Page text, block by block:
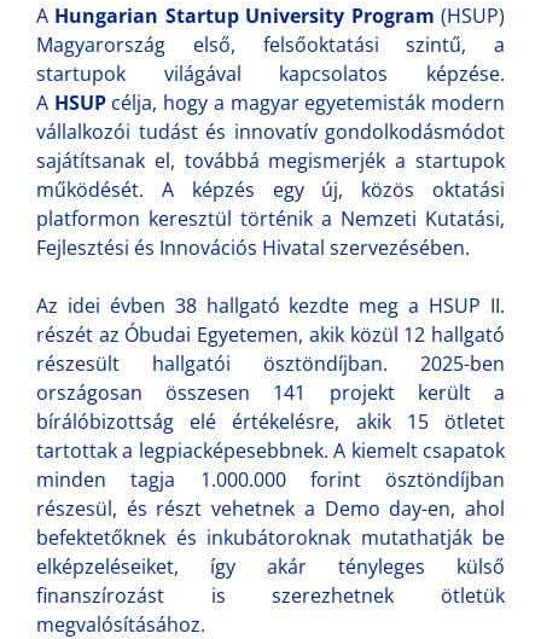
A Hungarian Startup University Program (HSUP)
Magyarország első, felsőoktatási szintű, a
startupok világával kapcsolatos képzése.
A HSUPcélja, hogy a magyar egyetemisták modern
vállalkozói tudást és innovatív gondolkodásmódot
sajátítsanak el, továbbá megismerjék a startupok
működését. A képzés egy új, közös oktatási
platformon keresztül történik a Nemzeti Kutatási,
Fejlesztési és Innovációs Hivatal szervezésében.
Az idei évben 38 hallgató kezdte meg a HSUP II.
részét az Óbudai Egyetemen, akik közül 12 hallgató
részesült hallgatói ösztöndíjban. 2025-ben
országosan összesen 141 projekt került a
bírálóbizottság elé értékelésre, akik 15 ötletet
tartottak a legpiacképesebbnek. A kiemelt csapatok
minden tagja 1.000.000 forint ösztöndíjban
részesül, és részt vehetnek a Demo day-en, ahol
befektetőknek és inkubátoroknak mutathatják be
elképzeléseiket, így akár tényleges külső
finanszírozást is szerezhetnek ötletük
megvalósításához.